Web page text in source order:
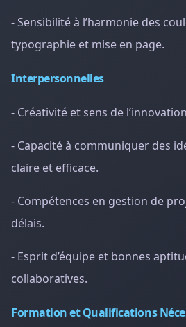
- Sensibilité à l’harmonie des
typographie et mise en page.
Interpersonnelles
- Créativité et sens de
- Capacité à communiquer des
claire et efficace.
- Compétences en gestion de
délais.
- Esprit d’équipe et bonnes
collaboratives.
Formation et Qualifications